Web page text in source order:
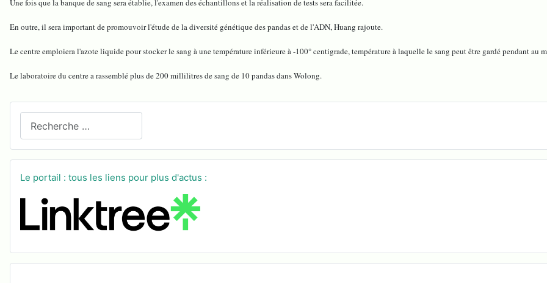
Le portail : tous les liens pour plus d'actus :
Une fois que la banque de sang sera établie, l'examen des échantillons et la réalisation de tests sera facilitée.
En outre, il sera important de promouvoir l'étude de la diversité génétique des pandas et de l'ADN, Huang rajoute.
Le centre emploiera l'azote liquide pour stocker le sang à une température inférieure à -100° centigrade, température à laquelle le sang peut être gardé pendant au
Le laboratoire du centre a rassemblé plus de 200 millilitres de sang de 10 pandas dans Wolong.